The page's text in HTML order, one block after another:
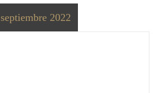
septiembre 2022